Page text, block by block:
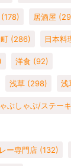
(178) 居酒屋
(286) 日本料
洋食 (92)
浅草 (298) 浅
ぶしゃぶ/ステーキ
ー専門店 (132)